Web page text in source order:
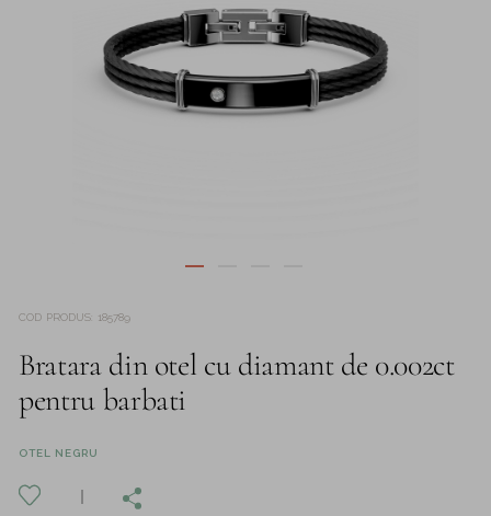
COD PRODUS 185789
Bratara din otel cu diamant de 0.002ct
pentru barbati
OTEL NEGRU